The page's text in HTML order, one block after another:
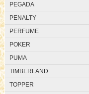
PEGADA
PENALTY
PERFUME
POKER
PUMA
TIMBERLAND
TOPPER